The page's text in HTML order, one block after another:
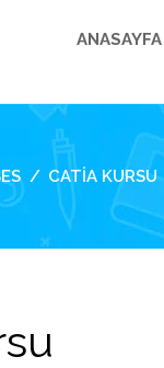
ANASAYFA
CATIA KURSU